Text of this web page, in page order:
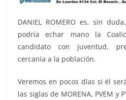
DANIEL ROMERO es, sin
podría echar mano la
candidato con juventud,
cercanía a la población.
Veremos en pocos días si él
las siglas de MORENA, PVEM y